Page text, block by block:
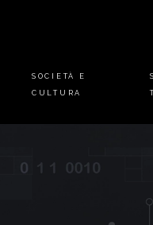
SOCIETÀ E
CULTURA